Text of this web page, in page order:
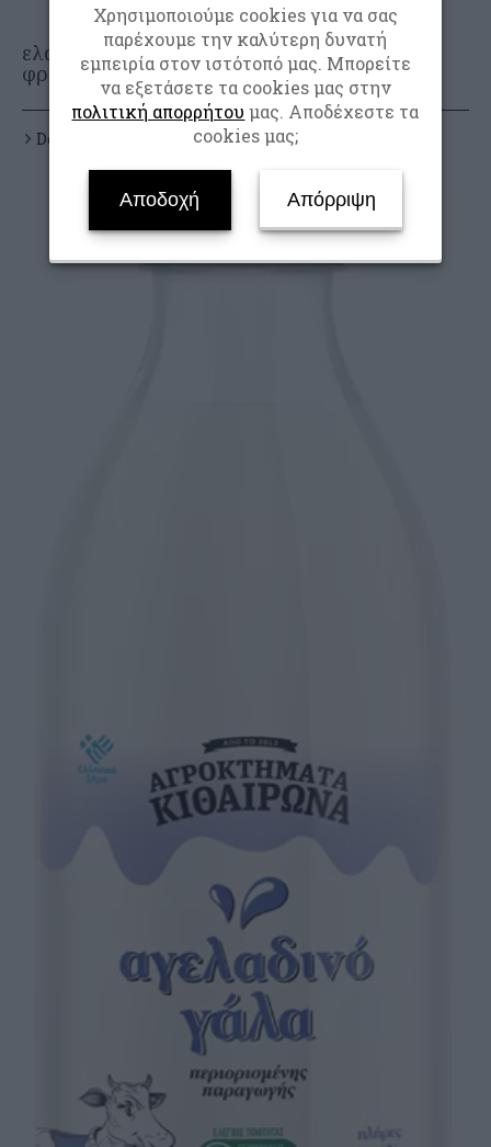
ελαφρύ αγελαδινό
φρέσκο γάλα
Details
Χρησιμοποιούμε cookies για να σας
παρέχουμε την καλύτερη δυνατή
εμπειρία στον ιστότοπό μας. Μπορείτε
να εξετάσετε τα cookies μας στην
πολιτική απορρήτου μας. Αποδέχεστε τα
cookies μας;
Αποδοχή Απόρριψη